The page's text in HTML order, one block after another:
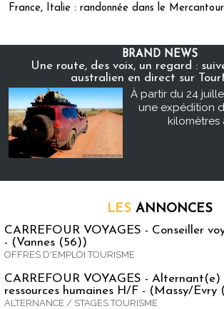
France, Italie : randonnée dans le
BRAND NEWS
Une route, des voix, un regard :
australien en direct sur
À partir du 24
une expédition
kilomètres
LES ANNONCES
CARREFOUR VOYAGES - Conseiller
- (Vannes (56))
OFFRES D'EMPLOI TOURISME
CARREFOUR VOYAGES -
ressources humaines H/F - (Massy/Evry
ALTERNANCE / STAGES TOURISME